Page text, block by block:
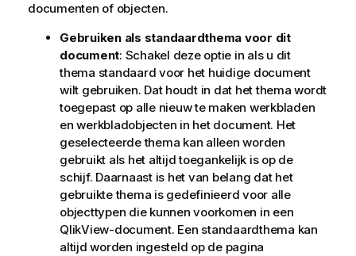
documenten of objecten.
Gebruiken als standaardthema voor dit
document: Schakel deze optie in als u dit
thema standaard voor het huidige document
wilt gebruiken. Dat houdt in dat het thema wordt
toegepast op alle nieuw te maken werkbladen
en werkbladobjecten in het document. Het
geselecteerde thema kan alleen worden
gebruikt als het altijd toegankelijk is op de
schijf. Daarnaast is het van belang dat het
gebruikte thema is gedefinieerd voor alle
objecttypen die kunnen voorkomen in een
QlikView-document. Een standaardthema kan
altijd worden ingesteld op de pagina